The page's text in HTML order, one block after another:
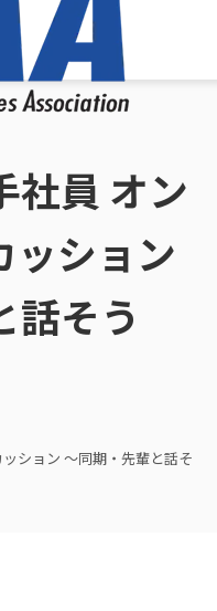
社員 オン
ッション
話そう
ション ～同期・先輩と話そ